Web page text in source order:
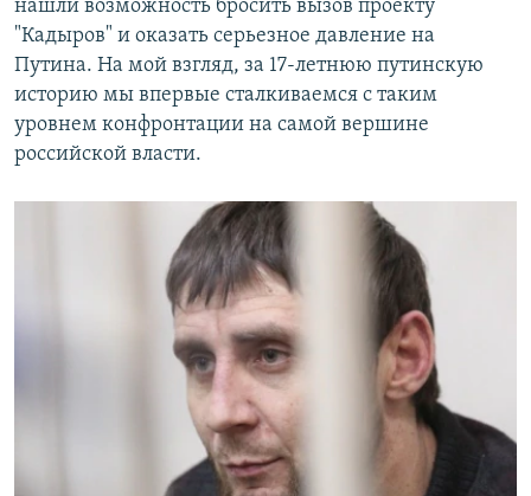
нашли возможность бросить вызов проекту
"Кадыров" и оказать серьезное давление на
Путина. На мой взгляд, за 17-летнюю путинскую
историю мы впервые сталкиваемся с таким
уровнем конфронтации на самой вершине
российской власти.